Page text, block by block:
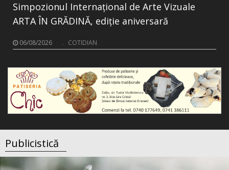
Simpozionul Internațional de Arte Vizuale
ARTA ÎN GRĂDINĂ, ediție aniversară
06/08/2026 . COTIDIAN
Publicistică